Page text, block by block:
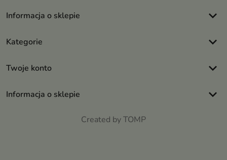
Informacja o sklepie keyboard_arrow_down
Kategorie keyboard_arrow_down
Twoje konto keyboard_arrow_down
Informacja o sklepie keyboard_arrow_down
Created by TOMP